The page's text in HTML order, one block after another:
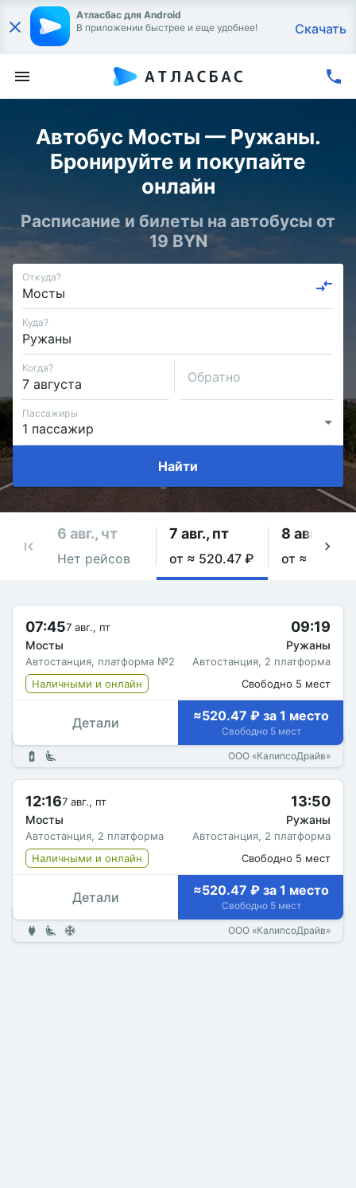
Атласбас для Android
В приложении быстрее и еще удобнее!
Скачать
Автобус Мосты — Ружаны.
Бронируйте и покупайте
онлайн
Расписание и билеты на автобусы от
19 BYN
Откуда?
Куда?
Когда?
Обратно
Пассажиры
Найти
6 авг., чт
Нет рейсов
7 авг., пт
от ≈ 520.47 ₽
8 авг., сб
от ≈
07:457 авг., пт
Мосты
Автостанция, платформа №2
09:19
Ружаны
Автостанция, 2 платформа
Наличными и онлайн
Свободно 5 мест
Детали ≈520.47 ₽ за 1 место
Свободно 5 мест
ООО «КалипсоДрайв»
12:167 авг., пт
Мосты
Автостанция, 2 платформа
13:50
Ружаны
Автостанция, 2 платформа
Наличными и онлайн
Свободно 5 мест
Детали ≈520.47 ₽ за 1 место
Свободно 5 мест
ООО «КалипсоДрайв»